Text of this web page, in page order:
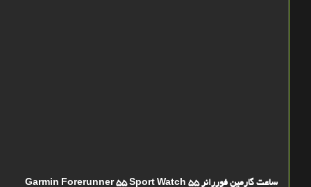
ساعت گارمين فوررانر 55 Garmin Forerunner 55 Sport Watch